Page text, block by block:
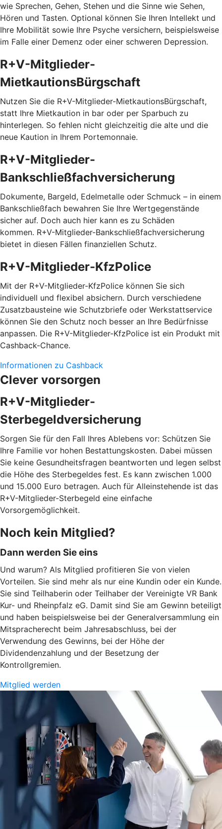
wie Sprechen, Gehen, Stehen und die Sinne wie Sehen,
Hören und Tasten. Optional können Sie Ihren Intellekt und
Ihre Mobilität sowie Ihre Psyche versichern, beispielsweise
im Falle einer Demenz oder einer schweren Depression.
R+V-Mitglieder-
MietkautionsBürgschaft
Nutzen Sie die R+V-Mitglieder-MietkautionsBürgschaft,
statt Ihre Mietkaution in bar oder per Sparbuch zu
hinterlegen. So fehlen nicht gleichzeitig die alte und die
neue Kaution in Ihrem Portemonnaie.
R+V-Mitglieder-
Bankschließfachversicherung
Dokumente, Bargeld, Edelmetalle oder Schmuck – in einem
Bankschließfach bewahren Sie Ihre Wertgegenstände
sicher auf. Doch auch hier kann es zu Schäden
kommen. R+V-Mitglieder-Bankschließfachversicherung
bietet in diesen Fällen finanziellen Schutz.
R+V-Mitglieder-KfzPolice
Mit der R+V-Mitglieder-KfzPolice können Sie sich
individuell und flexibel absichern. Durch verschiedene
Zusatzbausteine wie Schutzbriefe oder Werkstattservice
können Sie den Schutz noch besser an Ihre Bedürfnisse
anpassen. Die R+V-Mitglieder-KfzPolice ist ein Produkt mit
Cashback-Chance.
Informationen zu Cashback
Clever vorsorgen
R+V-Mitglieder-
Sterbegeldversicherung
Sorgen Sie für den Fall Ihres Ablebens vor: Schützen Sie
Ihre Familie vor hohen Bestattungskosten. Dabei müssen
Sie keine Gesundheitsfragen beantworten und legen selbst
die Höhe des Sterbegeldes fest. Es kann zwischen 1.000
und 15.000 Euro betragen. Auch für Alleinstehende ist das
R+V-Mitglieder-Sterbegeld eine einfache
Vorsorgemöglichkeit.
Noch kein Mitglied?
Dann werden Sie eins
Und warum? Als Mitglied profitieren Sie von vielen
Vorteilen. Sie sind mehr als nur eine Kundin oder ein Kunde.
Sie sind Teilhaberin oder Teilhaber der Vereinigte VR Bank
Kur- und Rheinpfalz eG. Damit sind Sie am Gewinn beteiligt
und haben beispielsweise bei der Generalversammlung ein
Mitspracherecht beim Jahresabschluss, bei der
Verwendung des Gewinns, bei der Höhe der
Dividendenzahlung und der Besetzung der
Kontrollgremien.
Mitglied werden